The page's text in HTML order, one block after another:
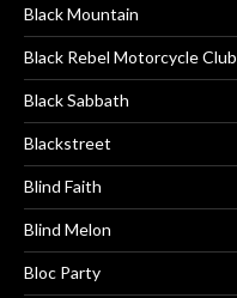
Black Mountain
Black Rebel Motorcycle Club
Black Sabbath
Blackstreet
Blind Faith
Blind Melon
Bloc Party